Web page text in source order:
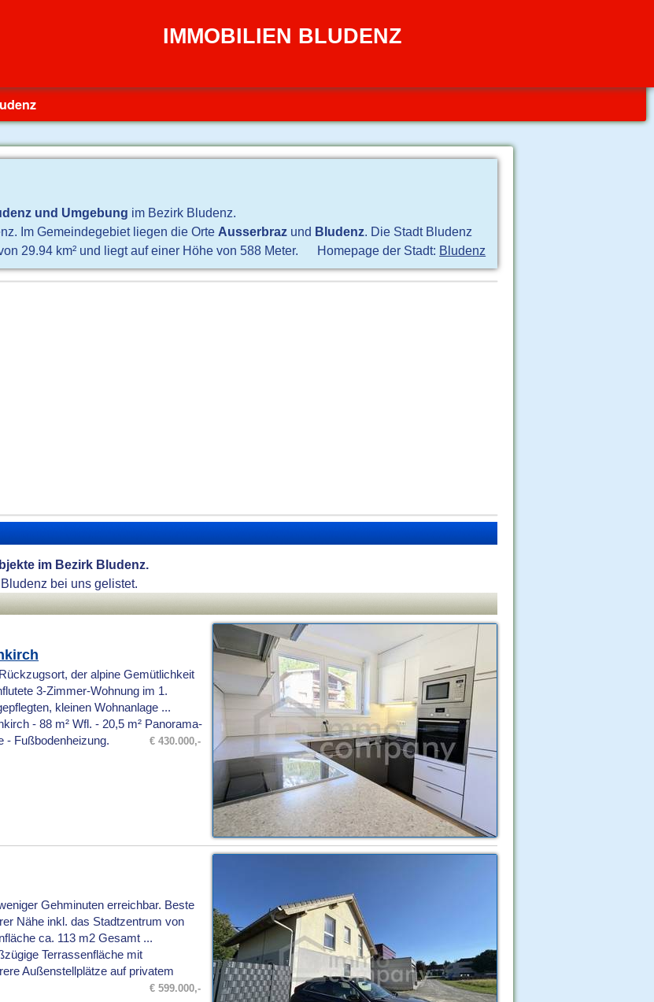
IMMOBILIEN BLUDENZ
und Umgebung im Bezirk Bludenz.
Im Gemeindegebiet liegen die Orte Ausserbraz und Bludenz. Die Stadt Bludenz
29.94 km² und liegt auf einer Höhe von 588 Meter.
Homepage der Stadt: Bludenz
im Bezirk Bludenz.
bei uns gelistet.
der alpine Gemütlichkeit
3-Zimmer-Wohnung im 1.
kleinen Wohnanlage ...
- 88 m² Wfl. - 20,5 m² Panorama-
- Fußbodenheizung.
€ 430.000,-
Gehminuten erreichbar. Beste
Nähe inkl. das Stadtzentrum von
ca. 113 m2 Gesamt ...
Terrassenfläche mit
Außenstellplätze auf privatem
€ 599.000,-